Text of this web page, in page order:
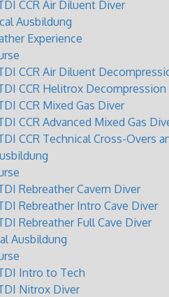
CCR Air Diluent Diver
Ausbildung
Experience
CCR Air Diluent
CCR Helitrox
CCR Mixed Gas Diver
CCR Advanced Mixed Gas
CCR Technical Cross-Overs
Rebreather Cavern Diver
Rebreather Intro Cave Diver
Rebreather Full Cave Diver
Ausbildung
Intro to Tech
Nitrox Diver